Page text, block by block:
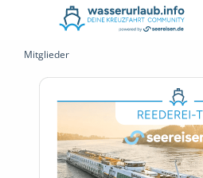
Mitglieder